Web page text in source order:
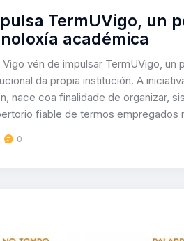
TermUVigo, un
académica
vén de impulsar TermUVigo,
da propia institución. A
nace coa finalidade de organizar,
fiable de termos
0